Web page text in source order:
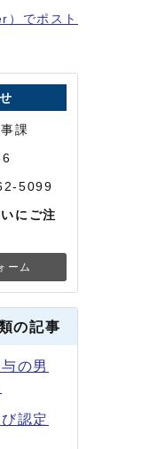
）でポスト
課
5099
にご注
ーム
の記事
の男
認定